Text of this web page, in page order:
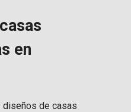
en
de casas